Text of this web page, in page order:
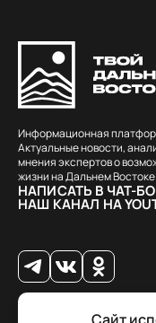
Информационная
Актуальные новости,
мнения экспертов о
жизни на Дальнем Востоке.
НАПИСАТЬ В ЧАТ-
НАШ КАНАЛ НА